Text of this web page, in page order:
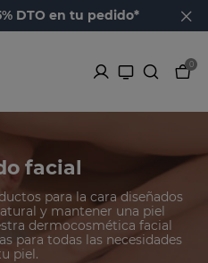
DTO en tu pedido*
0
facial
para la cara diseñados
y mantener una piel
dermocosmética facial
para todas las necesidades
piel.